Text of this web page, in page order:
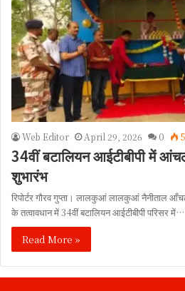
Web Editor April 29, 2026 0
34वीं बटालियन आईटीबीपी में
शुभारंभ
रिपोर्टर गौरव गुप्ता। लालकुआं लालकुआं नैनीताल
के तत्वावधान में 34वीं बटालियन आईटीबीपी परिसर में…
Read More »